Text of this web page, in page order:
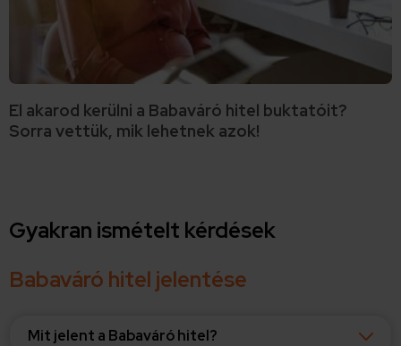
El akarod kerülni a Babaváró hitel buktatóit?
Sorra vettük, mik lehetnek azok!
Gyakran ismételt kérdések
Babaváró hitel jelentése
Mit jelent a Babaváró hitel?